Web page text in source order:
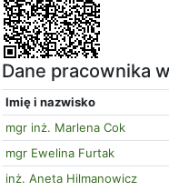
Dane pracownika
Imię i nazwisko
mgr inż. Marlena Cok
mgr Ewelina Furtak
inż. Aneta Hilmanowicz